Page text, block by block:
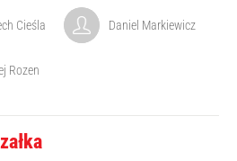
Cieśla Daniel Markiewicz
Rozen